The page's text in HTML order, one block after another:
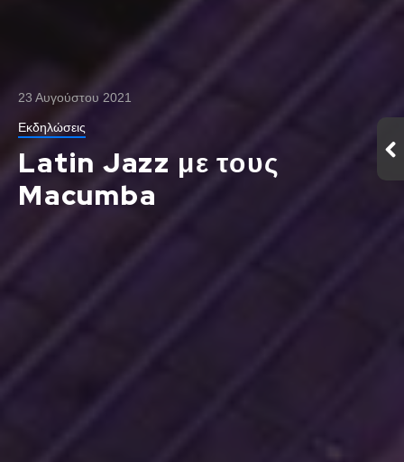
23 Αυγούστου 2021
Εκδηλώσεις
Latin Jazz με τους
Macumba